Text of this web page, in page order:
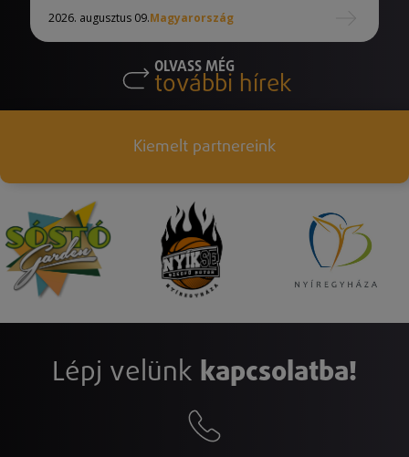
2026. augusztus 09.Magyarország
OLVASS MÉG
további hírek
Kiemelt partnereink
Lépj velünk kapcsolatba!